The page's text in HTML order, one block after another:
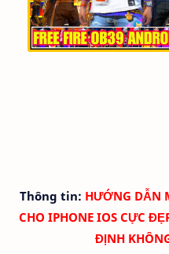
Thông tin: HƯỚNG DẪN
CHO IPHONE IOS CỰC
ĐỊNH